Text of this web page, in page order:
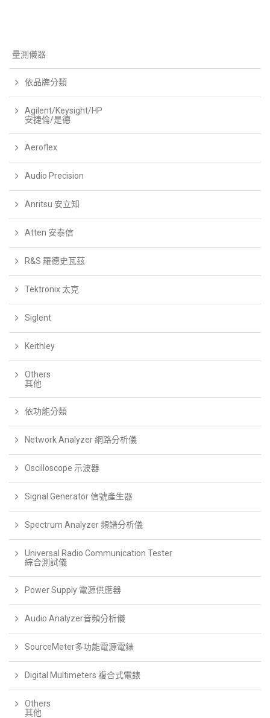
量測儀器
依品牌分類
Agilent/Keysight/HP
安捷倫/是德
Aeroflex
Audio Precision
Anritsu 安立知
Atten 安泰信
R&S 羅德史瓦茲
Tektronix 太克
Siglent
Keithley
Others
其他
依功能分類
Network Analyzer 網路分析儀
Oscilloscope 示波器
Signal Generator 信號產生器
Spectrum Analyzer 頻譜分析儀
Universal Radio Communication Tester
綜合測試儀
Power Supply 電源供應器
Audio Analyzer音頻分析儀
SourceMeter多功能電源電錶
Digital Multimeters 複合式電錶
Others
其他